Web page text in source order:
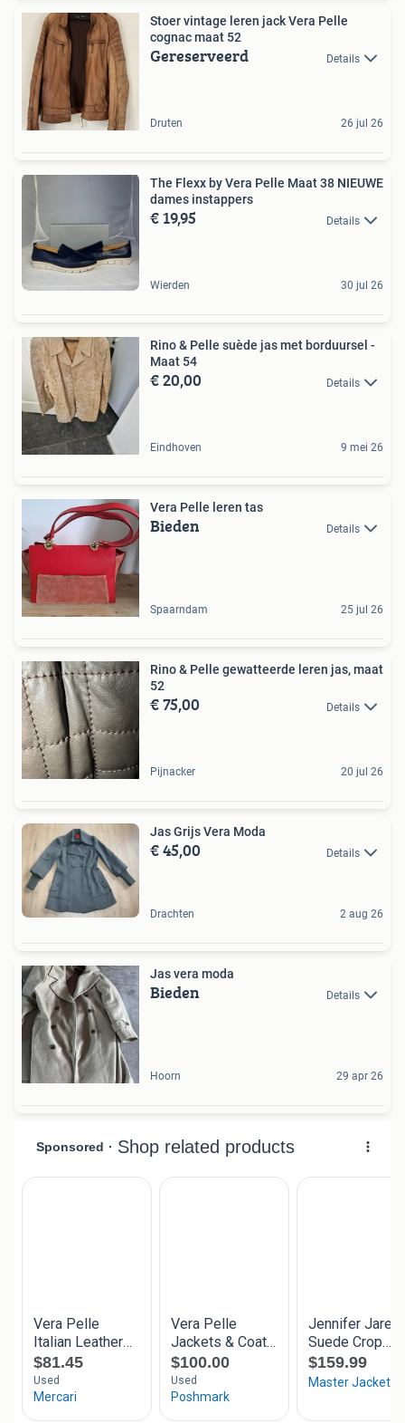
Stoer vintage leren jack Vera Pelle
cognac maat 52
Gereserveerd Details
Druten 26 jul 26
The Flexx by Vera Pelle Maat 38 NIEUWE
dames instappers
€ 19,95 Details
Wierden 30 jul 26
Rino & Pelle suède jas met borduursel -
Maat 54
€ 20,00 Details
Eindhoven 9 mei 26
Vera Pelle leren tas
Bieden Details
Spaarndam 25 jul 26
Rino & Pelle gewatteerde leren jas, maat
52
€ 75,00 Details
Pijnacker 20 jul 26
Jas Grijs Vera Moda
€ 45,00 Details
Drachten 2 aug 26
Jas vera moda
Bieden Details
Hoorn 29 apr 26